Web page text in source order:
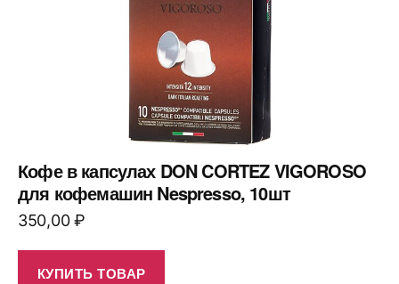
Кофе в капсулах DON CORTEZ VIGOROSO
для кофемашин Nespresso, 10шт
350,00₽
КУПИТЬ ТОВАР